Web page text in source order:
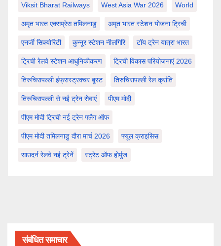
Viksit Bharat Railways West Asia War 2026 World
अमृत भारत एक्सप्रेस तमिलनाडु अमृत भारत स्टेशन योजना ट्रिची
एनर्जी सिक्योरिटी कुन्नूर स्टेशन नीलगिरि टॉय ट्रेन यात्रा भारत
ट्रिची रेलवे स्टेशन आधुनिकीकरण ट्रिची विकास परियोजनाएं 2026
तिरुचिरापल्ली इंफ्रास्ट्रक्चर बूस्ट तिरुचिरापल्ली रेल क्रांति
तिरुचिरापल्ली से नई ट्रेन सेवाएं पीएम मोदी
पीएम मोदी ट्रिची नई ट्रेन फ्लैग ऑफ
पीएम मोदी तमिलनाडु दौरा मार्च 2026 फ्यूल क्राइसिस
साउदर्न रेलवे नई ट्रेनें स्ट्रेट ऑफ होर्मुज
संबंधित समाचार